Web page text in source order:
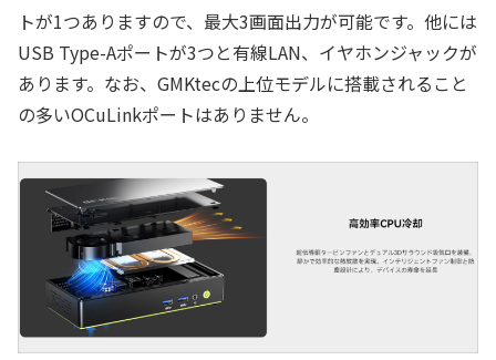
トが1つありますので、最大3画面出力が可能です。他には
USB Type-Aポートが3つと有線LAN、イヤホンジャックが
あります。なお、GMKtecの上位モデルに搭載されること
の多いOCuLinkポートはありません。